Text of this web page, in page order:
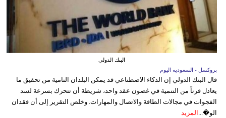
البنك الدولي
بروكسل - السعوديه اليوم
قال البنك الدولي إن الذكاء الاصطناعي قد يمكن البلدان النامية من تحقيق ما
يعادل قرناً من التنمية في غضون عقد واحد، شريطة أن تتحرك بسرعة لسد
الفجوات في مجالات الطاقة والاتصال والمهارات. وخلص التقرير إلى أن فقدان
الو�... المزيد